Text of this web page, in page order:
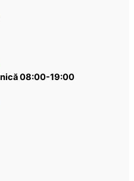
08:00-19:00